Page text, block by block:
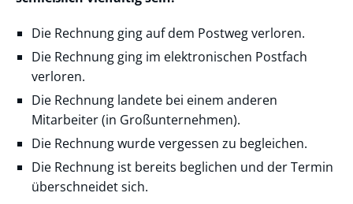
Die Rechnung ging auf dem Postweg verloren.
Die Rechnung ging im elektronischen Postfach
verloren.
Die Rechnung landete bei einem anderen
Mitarbeiter (in Großunternehmen).
Die Rechnung wurde vergessen zu begleichen.
Die Rechnung ist bereits beglichen und der Termin
überschneidet sich.